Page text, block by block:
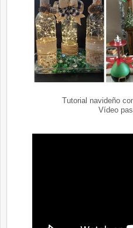
Tutorial navideño
Vídeo